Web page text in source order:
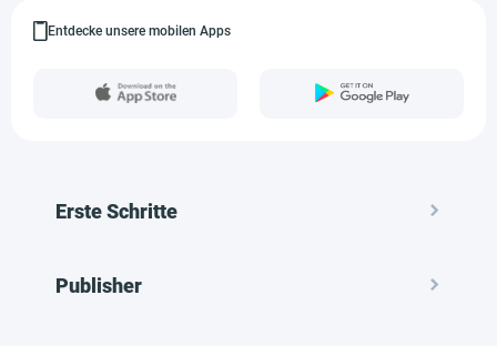
Entdecke unsere mobilen Apps
Erste Schritte
Publisher